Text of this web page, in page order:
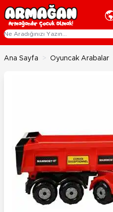
İçeriğe geç
Ana Sayfa > Oyuncak Arabalar